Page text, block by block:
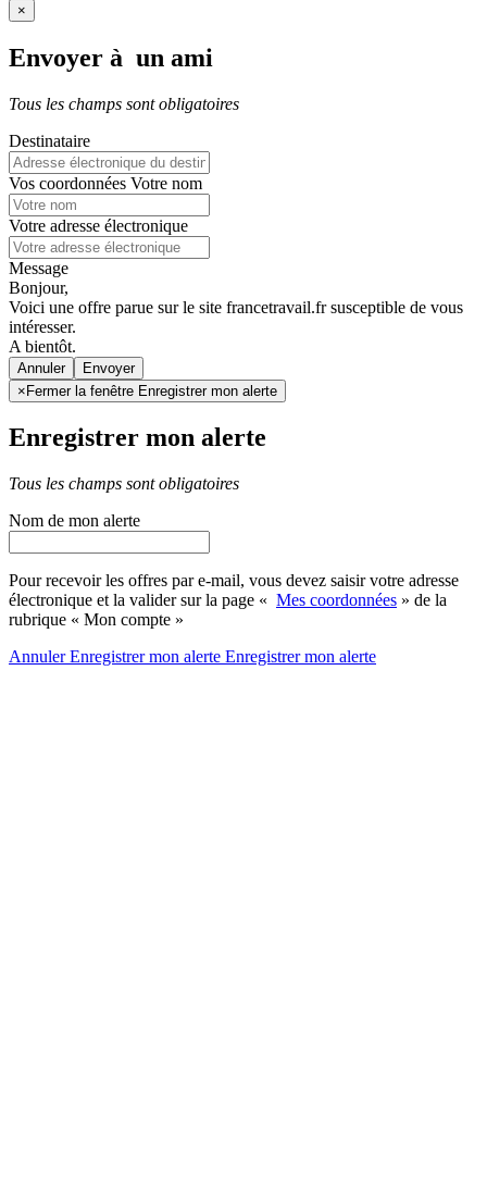
×
Envoyer à un ami
Tous les champs sont obligatoires
Destinataire
Vos coordonnées Votre nom
Votre adresse électronique
Message
Bonjour,
Voici une offre parue sur le site francetravail.fr susceptible de vous
intéresser.
A bientôt.
Annuler
×Fermer la fenêtre Enregistrer mon alerte
Enregistrer mon alerte
Tous les champs sont obligatoires
Nom de mon alerte
Pour recevoir les offres par e-mail, vous devez saisir votre adresse
électronique et la valider sur la page « Mes coordonnées » de la
rubrique « Mon compte »
AnnulerEnregistrer mon alerte Enregistrermon alerte